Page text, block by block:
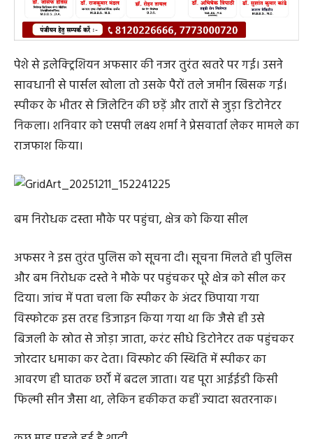
पेशे से इलेक्ट्रिशियन अफसार की नजर तुरंत खतरे पर गई। उसने
सावधानी से पार्सल खोला तो उसके पैरों तले जमीन खिसक गई।
निकला। शनिवार को एसपी लक्ष्य शर्मा ने प्रेसवार्ता लेकर मामले का